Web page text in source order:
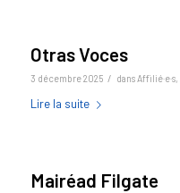
Otras Voces
3 décembre 2025 / dans Affilié·e·s,
Lire la suite
Mairéad Filgate